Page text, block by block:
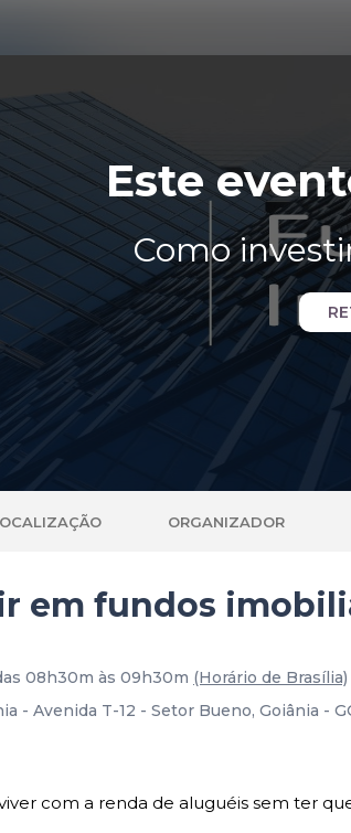
Este
Como
ORGANIZADOR
em fundos
08h30m às 09h30m (Horário de Brasília)
- Avenida T-12 - Setor Bueno, Goiânia -
com a renda de aluguéis sem ter